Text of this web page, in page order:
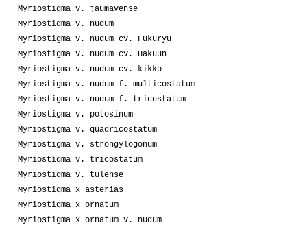
Myriostigma v. jaumavense
Myriostigma v. nudum
Myriostigma v. nudum cv. Fukuryu
Myriostigma v. nudum cv. Hakuun
Myriostigma v. nudum cv. kikko
Myriostigma v. nudum f. multicostatum
Myriostigma v. nudum f. tricostatum
Myriostigma v. potosinum
Myriostigma v. quadricostatum
Myriostigma v. strongylogonum
Myriostigma v. tricostatum
Myriostigma v. tulense
Myriostigma x asterias
Myriostigma x ornatum
Myriostigma x ornatum v. nudum